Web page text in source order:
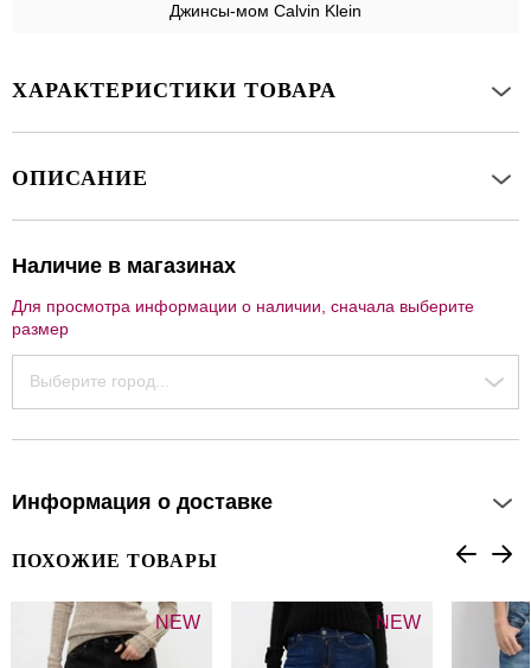
Джинсы-мом Calvin Klein
ХАРАКТЕРИСТИКИ ТОВАРА
ОПИСАНИЕ
Наличие в магазинах
Для просмотра информации о наличии, сначала выберите
размер
Выберите город...
Информация о доставке
ПОХОЖИЕ ТОВАРЫ
NEW NEW